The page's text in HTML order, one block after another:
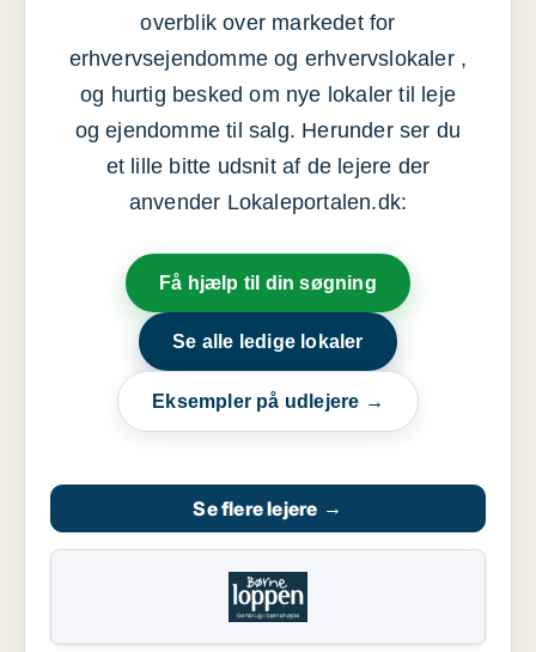
overblik over markedet for
erhvervsejendomme og erhvervslokaler ,
og hurtig besked om nye lokaler til leje
og ejendomme til salg. Herunder ser du
et lille bitte udsnit af de lejere der
anvender Lokaleportalen.dk:
Få hjælp til din søgning
Se alle ledige lokaler
Eksempler på udlejere →
Se flere lejere →